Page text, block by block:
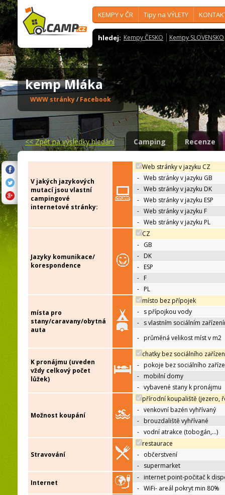
KEMPY v ČR Tipy na VÝLETY
hledej: Kempy ČESKO Kempy SLOVENSKO
kemp Mláka
WWW stránky/ Facebook
<<Zpět na výsledky hledání Camping Recenze
V jakých jazykových
mutací jsou vlastní
campingové
internetové stránky:
Web stránky v jazyku CZ
- Web stránky v jazyku GB
- Web stránky v jazyku DK
- Web stránky v jazyku ESP
- Web stránky v jazyku F
- Web stránky v jazyku PL
Jazyky komunikace/
korespondence
CZ
- GB
- DK
- ESP
- F
- PL
místa pro
stany/caravany/obytná
auta
místo bez přípojek
- s přípojkou vody
- s vlastním sociálním
- průměná velikost míst v m2
K pronájmu (uveden
vždy celkový počet
lůžek)
chatky bez sociálního
- pokoje bez sociálního
- mobilní domy
- vybavené stany k pronájmu
Možnost koupání
přírodní koupaliště (jezero,
- venkovní bazén vyhřívaný
- brouzdaliště vyhřívané
- vodní atrakce (tobogán,…)
Stravování
restaurace
- občerstvení
- supermarket
Internet
- internet point-počitač k
- WiFi- areál pokryt min 80%